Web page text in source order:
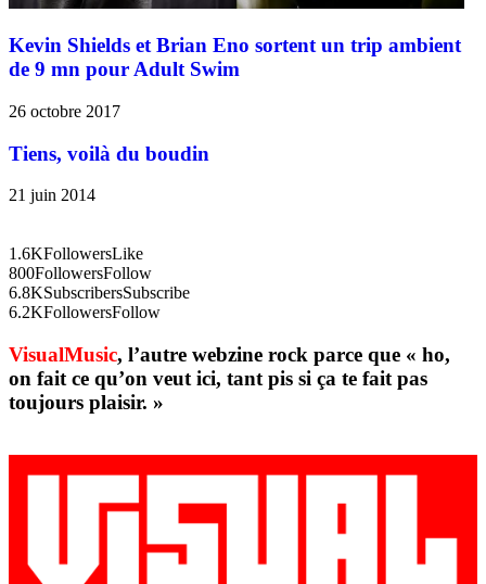
Kevin Shields et Brian Eno sortent un trip ambient
de 9 mn pour Adult Swim
26 octobre 2017
Tiens, voilà du boudin
21 juin 2014
1.6KFollowersLike
800FollowersFollow
6.8KSubscribersSubscribe
6.2KFollowersFollow
VisualMusic, l’autre webzine rock parce que « ho,
on fait ce qu’on veut ici, tant pis si ça te fait pas
toujours plaisir. »